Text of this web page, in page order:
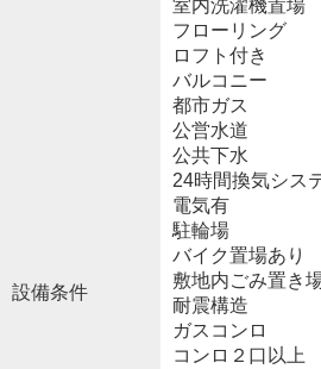
設備条件
室内洗濯機置場
フローリング
ロフト付き
バルコニー
都市ガス
公営水道
公共下水
24時間換気シス
電気有
駐輪場
バイク置場あり
敷地内ごみ置き
耐震構造
ガスコンロ
コンロ２口以上